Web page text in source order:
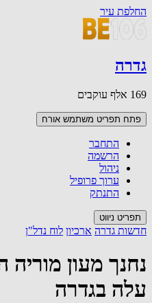
החלפת עיר
גדרה
169 אלף עוקבים
פתח תפריט משתמש אורח
התחבר
הרשמה
ניהול
ערוך פרופיל
התנתק
תפריט ניווט
חדשות גדרה ארכיון לוח נדל"ן
נחנך מעון
עלה בגדרה